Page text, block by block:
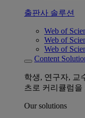
출판사 솔루션
Web of
Web of
Web of
Content
학생, 연구자, 교
츠로 커리큘럼을
Our solutions